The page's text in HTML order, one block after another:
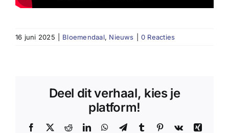
16 juni 2025 Bloemendaal, Nieuws 0 Reacties
Deel dit verhaal, kies je
platform!
Facebook
X RedditLinkedInWhatsApp
TelegramTumblr Pinterest
Vk
Xing